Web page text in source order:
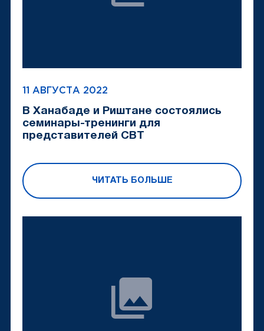
11 АВГУСТА 2022
В Ханабаде и Риштане состоялись
семинары-тренинги для
представителей CBT
ЧИТАТЬ БОЛЬШЕ